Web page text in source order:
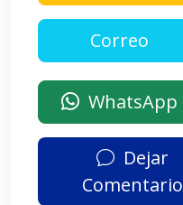
WhatsApp
Dejar
Comentario